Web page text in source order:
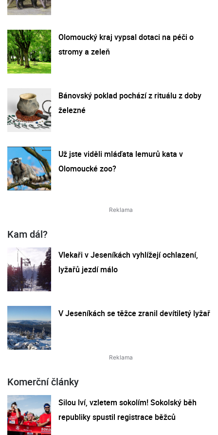
Olomoucký kraj vypsal dotaci na péči o
stromy a zeleň
Bánovský poklad pochází z rituálu z doby
železné
Už jste viděli mláďata lemurů kata v
Olomoucké zoo?
Kam dál?
Vlekaři v Jeseníkách vyhlížejí ochlazení,
lyžařů jezdí málo
V Jeseníkách se těžce zranil devítiletý lyžař
Komerční články
Silou lví, vzletem sokolím! Sokolský běh
republiky spustil registrace běžců